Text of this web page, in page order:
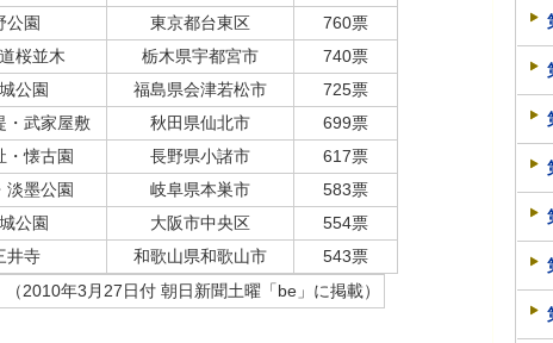
公園 東京都台東区
760票
桜並木 栃木県宇都宮市
740票
公園 福島県会津若松市
725票
・武家屋敷 秋田県仙北市
699票
・懐古園 長野県小諸市
617票
淡墨公園 岐阜県本巣市
583票
公園 大阪市中央区
554票
井寺 和歌山県和歌山市
543票
（2010年3月27日付 朝日新聞土曜「be」に掲載）